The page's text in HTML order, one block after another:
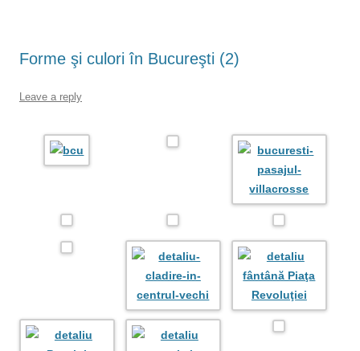
Forme şi culori în Bucureşti (2)
Leave a reply